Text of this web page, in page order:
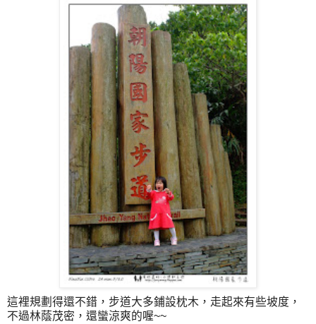
這裡規劃得還不錯，步道大多鋪設枕木，走起來有些坡度，
不過林蔭茂密，還蠻涼爽的喔~~